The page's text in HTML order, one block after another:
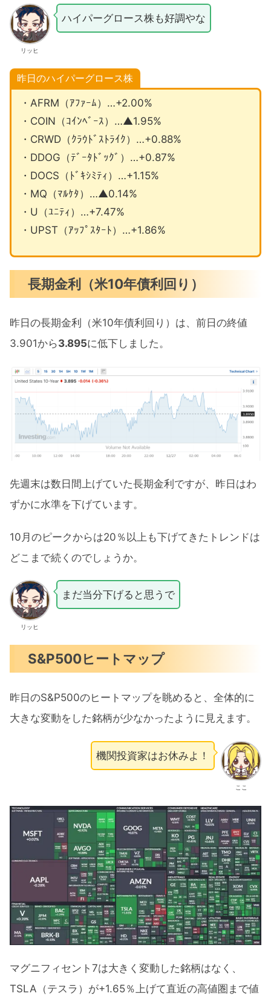
リッヒ
ハイパーグロース株も好調やな
昨日のハイパーグロース株
・AFRM（ｱﾌｧｰﾑ）…+2.00%
・COIN（ｺｲﾝﾍﾞｰｽ）…▲1.95%
・CRWD（ｸﾗｳﾄﾞｽﾄﾗｲｸ）…+0.88%
・DDOG（ﾃﾞｰﾀﾄﾞｯｸﾞ）…+0.87%
・DOCS（ﾄﾞｷｼﾐﾃｨ）…+1.15%
・MQ（ﾏﾙｹﾀ）…▲0.14%
・U（ﾕﾆﾃｨ）…+7.47%
・UPST（ｱｯﾌﾟｽﾀｰﾄ）…+1.86%
長期金利（米10年債利回り）
昨日の長期金利（米10年債利回り）は、前日の終値
3.901から3.895に低下しました。
先週末は数日間上げていた長期金利ですが、昨日はわ
ずかに水準を下げています。
10月のピークからは20％以上も下げてきたトレンドは
どこまで続くのでしょうか。
リッヒ
まだ当分下げると思うで
S&P500ヒートマップ
昨日のS&P500のヒートマップを眺めると、全体的に
大きな変動をした銘柄が少なかったように見えます。
ここ
機関投資家はお休みよ！
マグニフィセント7は大きく変動した銘柄はなく、
TSLA（テスラ）が+1.65％上げて直近の高値圏まで値